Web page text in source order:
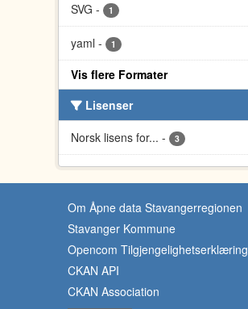
SVG - 1
yaml - 1
Vis flere Formater
Lisenser
Norsk lisens for... - 3
Om Åpne data Stavangerregionen
Stavanger Kommune
Opencom Tilgjengelighetserklæring
CKAN API
CKAN Association